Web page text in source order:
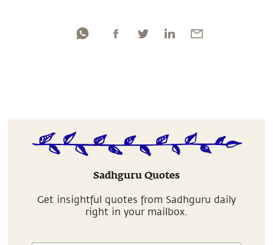
Sadhguru Quotes
Get insightful quotes from Sadhguru daily
right in your mailbox.